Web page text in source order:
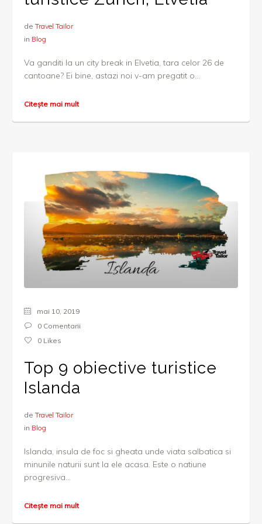
de Travel Tailor
in Blog
Va ganditi la un city break in Elvetia, tara celor 26 de
cantoane? Ei bine, astazi noi v-am pregatit o...
Citește mai mult
mai 10, 2019
0 Comentarii
0Likes
Top 9 obiective turistice
Islanda
de Travel Tailor
in Blog
Islanda, insula de foc si gheata unde viata salbatica si
minunile naturii sunt la ele acasa. Este o natiune
progresiva...
Citește mai mult